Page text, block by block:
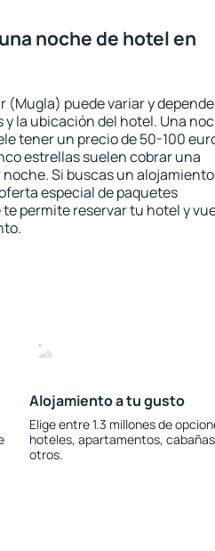
noche de hotel en
(Mugla) puede variar y depende
la ubicación del hotel. Una
tener un precio de 50-100
estrellas suelen cobrar una
noche. Si buscas un alojamiento
especial de paquetes
te permite reservar tu hotel y
Alojamiento a tu gusto
Elige entre 1.3 millones de
hoteles, apartamentos,
otros.